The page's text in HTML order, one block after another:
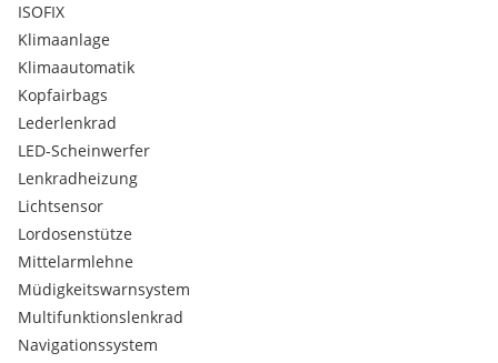
ISOFIX
Klimaanlage
Klimaautomatik
Kopfairbags
Lederlenkrad
LED-Scheinwerfer
Lenkradheizung
Lichtsensor
Lordosenstütze
Mittelarmlehne
Müdigkeitswarnsystem
Multifunktionslenkrad
Navigationssystem